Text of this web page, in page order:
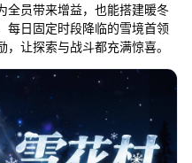
全员带来增益，也能搭建暖冬
每日固定时段降临的雪境首领
让探索与战斗都充满惊喜。